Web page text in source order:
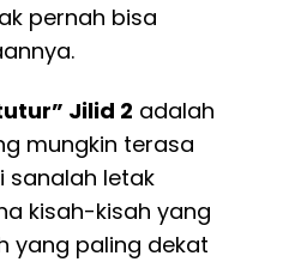
pernah bisa
Jilid 2 adalah
mungkin terasa
sanalah letak
kisah-kisah yang
yang paling dekat